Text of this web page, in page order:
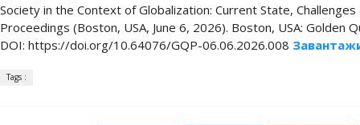
Society in the Context of Globalization: Current State,
Proceedings (Boston, USA, June 6, 2026). Boston, USA: Golden
DOI: https://doi.org/10.64076/GQP-06.06.2026.008
Tags :